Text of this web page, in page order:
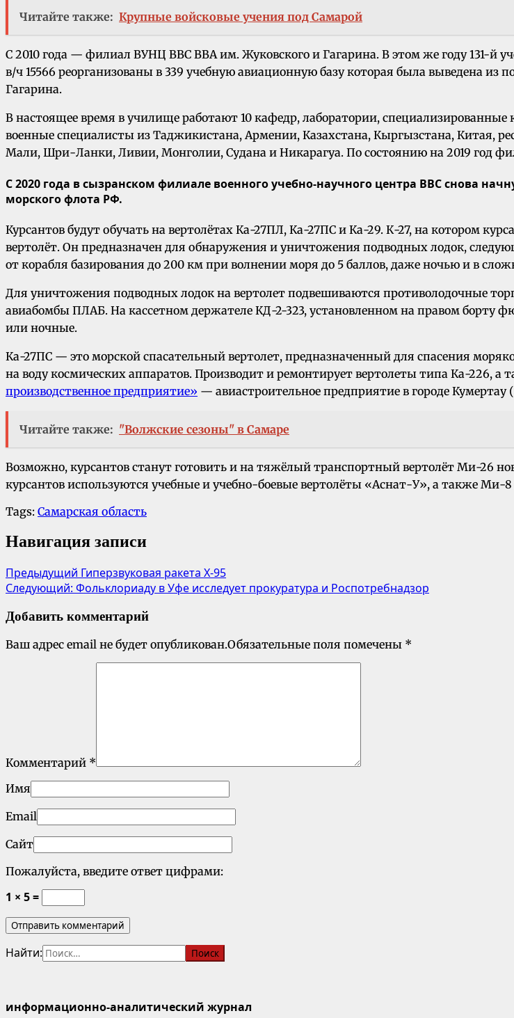
Читайте также: Крупные войсковые учения под Самарой
С 2010 года — филиал ВУНЦ ВВС ВВА им. Жуковского и Гагарина. В этом же году 131-й
в/ч 15566 реорганизованы в 339 учебную авиационную базу которая была выведена
Гагарина.
В настоящее время в училище работают 10 кафедр, лаборатории,
военные специалисты из Таджикистана, Армении, Казахстана, Кыргызстана, Китая,
Мали, Шри-Ланки, Ливии, Монголии, Судана и Никарагуа. По состоянию на 2019 год
С 2020 года в сызранском филиале военного учебно-научного центра ВВС снова
морского флота РФ.
Курсантов будут обучать на вертолётах Ка-27ПЛ, Ка-27ПС и Ка-29. К-27, на котором
вертолёт. Он предназначен для обнаружения и уничтожения подводных лодок,
от корабля базирования до 200 км при волнении моря до 5 баллов, даже ночью и в
Для уничтожения подводных лодок на вертолет подвешиваются противолодочные
авиабомбы ПЛАБ. На кассетном держателе КД-2-323, установленном на правом
или ночные.
Ка-27ПС — это морской спасательный вертолет, предназначенный для спасения
на воду космических аппаратов. Производит и ремонтирует вертолеты типа Ка-226, а
производственное предприятие» — авиастроительное предприятие в городе
Читайте также: "Волжские сезоны" в Самаре
Возможно, курсантов станут готовить и на тяжёлый транспортный вертолёт Ми-26
курсантов используются учебные и учебно-боевые вертолёты «Аснат-У», а также Ми-
Tags: Самарская область
Навигация записи
Предыдущий Гиперзвуковая ракета Х-95
Следующий: Фольклориаду в Уфе исследует прокуратура и Роспотребнадзор
Добавить комментарий
Ваш адрес email не будет опубликован.Обязательные поля помечены *
Комментарий *
Имя
Email
Сайт
Пожалуйста, введите ответ цифрами:
1 × 5 =
Найти:
информационно-аналитический журнал